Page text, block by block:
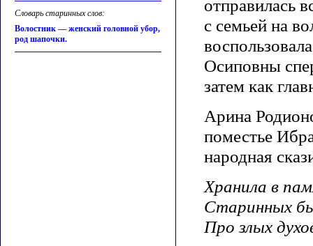
Словарь старинных слов:
Волостник — женский головной убор,
род шапочки.
отправилась
с семьей на
Осиповны
затем как
Арина
поместье
народная
Хранила в
Старинных
Про злых